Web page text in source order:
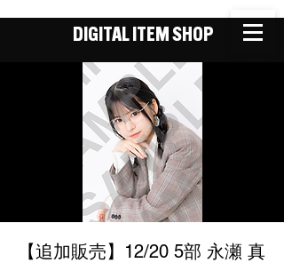
DIGITAL ITEM SHOP
【追加販売】12/20 5部 永瀬 真